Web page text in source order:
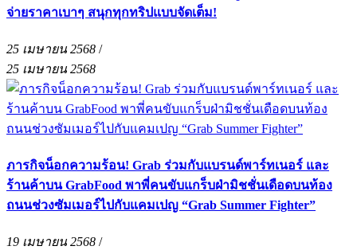
จ่ายราคาเบาๆ สนุกทุกทริปแบบจัดเต็ม!
25 เมษายน 2568 /
25 เมษายน 2568
ภารกิจน็อกความร้อน! Grab ร่วมกับแบรนด์พาร์ทเนอร์ และ
ร้านค้าบน GrabFood พาพี่คนขับแกร็บฝ่ามิชชั่นเดือดบนท้อง
ถนนช่วงซัมเมอร์ไปกับแคมเปญ “Grab Summer Fighter”
19 เมษายน 2568 /